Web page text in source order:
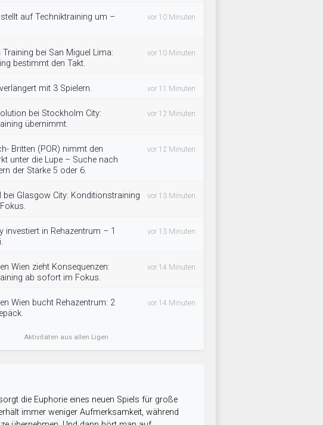
auf Techniktraining um –
vor 10 Minuten
bei San Miguel Lima:
bestimmt den Takt.
vor 10 Minuten
mit 3 Spielern. vor 11 Minuten
bei Stockholm City:
übernimmt.
vor 12 Minuten
Britten (POR) nimmt den
unter die Lupe – Suche nach
der Stärke 5 oder 6.
vor 12 Minuten
bei Glasgow City: Konditionstraining
vor 13 Minuten
investiert in Rehazentrum – 1
vor 13 Minuten
Wien zieht Konsequenzen:
ab sofort im Fokus.
vor 14 Minuten
Wien bucht Rehazentrum: 2
vor 14 Minuten
Aktivitäten aus allen Ligen
die Euphorie eines neuen Spiels für große
immer weniger Aufmerksamkeit, während